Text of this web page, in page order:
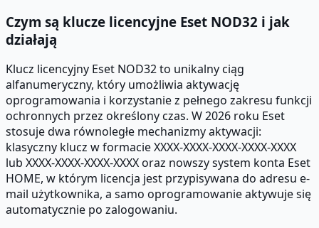
Czym są klucze licencyjne Eset NOD32 i jak
działają
Klucz licencyjny Eset NOD32 to unikalny ciąg
alfanumeryczny, który umożliwia aktywację
oprogramowania i korzystanie z pełnego zakresu funkcji
ochronnych przez określony czas. W 2026 roku Eset
stosuje dwa równoległe mechanizmy aktywacji:
klasyczny klucz w formacie XXXX-XXXX-XXXX-XXXX-XXXX
lub XXXX-XXXX-XXXX-XXXX oraz nowszy system konta Eset
HOME, w którym licencja jest przypisywana do adresu e-
mail użytkownika, a samo oprogramowanie aktywuje się
automatycznie po zalogowaniu.